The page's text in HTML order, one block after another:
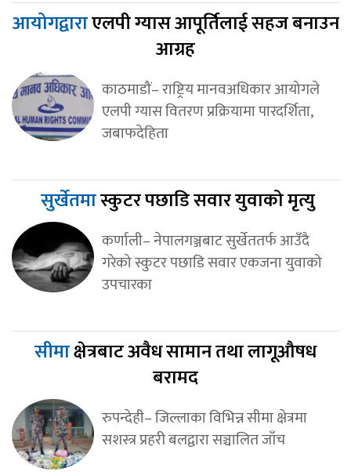
आयोगद्वाराएलपी ग्यास आपूर्तिलाई सहज बनाउन
आग्रह
काठमाडौं– राष्ट्रिय मानवअधिकार आयोगले
एलपी ग्यास वितरण प्रक्रियामा पारदर्शिता,
जबाफदेहिता
सुर्खेतमास्कुटर पछाडि सवार युवाको मृत्यु
कर्णाली– नेपालगञ्जबाट सुर्खेततर्फ आउँदै
गरेको स्कुटर पछाडि सवार एकजना युवाको
उपचारका
सीमाक्षेत्रबाट अवैध सामान तथा लागूऔषध
बरामद
रुपन्देही– जिल्लाका विभिन्न सीमा क्षेत्रमा
सशस्त्र प्रहरी बलद्वारा सञ्चालित जाँच